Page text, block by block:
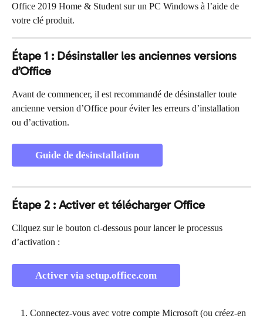
Office 2019 Home & Student sur un PC Windows à l’aide de
votre clé produit.
Étape 1 : Désinstaller les anciennes versions
d’Office
Avant de commencer, il est recommandé de désinstaller toute
ancienne version d’Office pour éviter les erreurs d’installation
ou d’activation.
Guide de désinstallation
Étape 2 : Activer et télécharger Office
Cliquez sur le bouton ci-dessous pour lancer le processus
d’activation :
Activer via setup.office.com
Connectez-vous avec votre compte Microsoft (ou créez-en